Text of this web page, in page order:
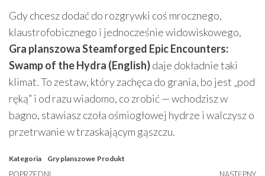
Gdy chcesz dodać do rozgrywki coś mrocznego,
klaustrofobicznego i jednocześnie widowiskowego,
Gra planszowa Steamforged Epic Encounters:
Swamp of the Hydra (English)daje dokładnie taki
klimat. To zestaw, który zachęca do grania, bo jest „pod
ręką” i od razu wiadomo, co zrobić — wchodzisz w
bagno, stawiasz czoła ośmiogłowej hydrze i walczysz o
przetrwanie w trzaskającym gąszczu.
Kategoria Gry planszowe Produkt